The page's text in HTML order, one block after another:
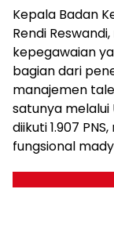
Kepala Badan
Rendi
kepegawaian
bagian dari
manajemen
satunya melalui
diikuti 1.907
fungsional